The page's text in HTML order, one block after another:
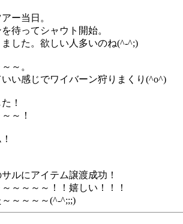
ー当日。
待ってシャウト開始。
した。欲しい人多いのね(^-^;)
～。
い感じでワイバーン狩りまくり(^o^)
！
～！
ルにアイテム譲渡成功！
～～～～！！嬉しい！！！
～～～～(^-^;;;)